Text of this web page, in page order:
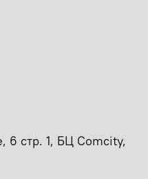
6 стр. 1, БЦ Comcity,